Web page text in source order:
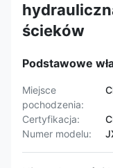
ścieków
Podstawowe
Miejsce
pochodzenia:
Certyfikacja:
Numer modelu: